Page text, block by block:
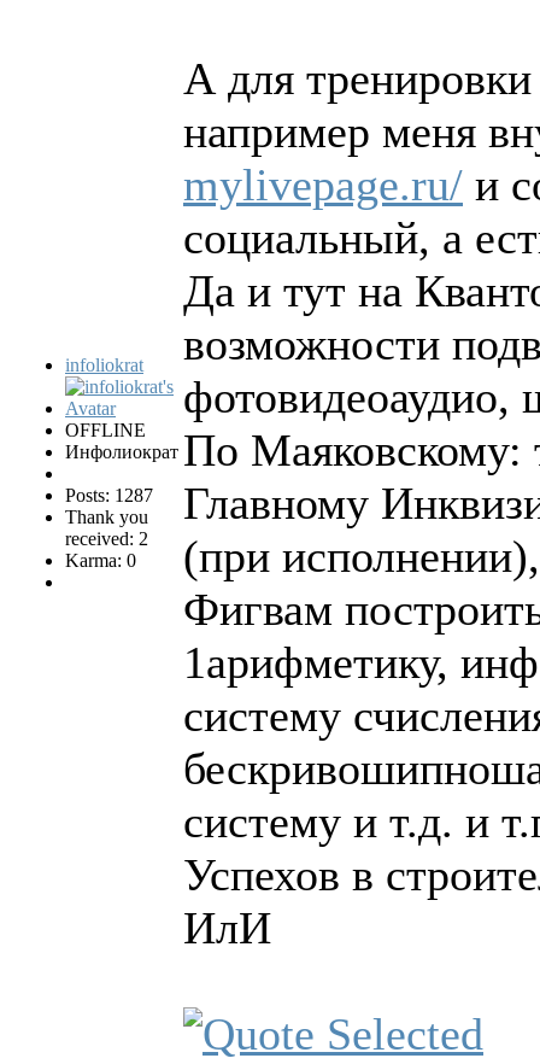
infoliokrat
OFFLINE
Инфолиократ
Posts: 1287
Thank you
received: 2
Karma: 0
А для
например меня
mylivepage.ru/ и
социальный, а
Да и тут на
возможности
По Маяковскому:
Главному
(при
Фигвам
1арифметику,
систему
систему и т.д. и
Успехов в
ИлИ